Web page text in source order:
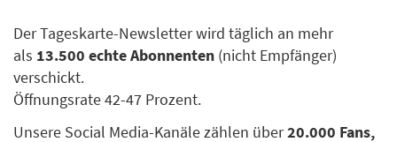
Der Tageskarte-Newsletter wird täglich an mehr
als 13.500 echte Abonnenten (nicht Empfänger)
verschickt.
Öffnungsrate 42-47 Prozent.
Unsere Social Media-Kanäle zählen über20.000 Fans,